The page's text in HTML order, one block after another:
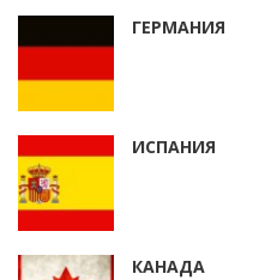
ГЕРМАНИЯ
ИСПАНИЯ
КАНАДА